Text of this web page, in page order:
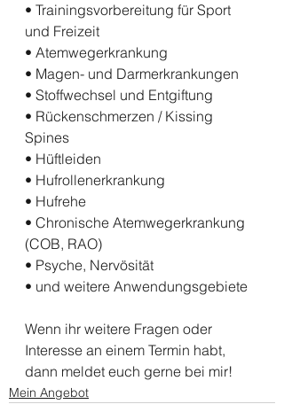
• Trainingsvorbereitung für Sport
und Freizeit
• Atemwegerkrankung
• Magen- und Darmerkrankungen
• Stoffwechsel und Entgiftung
• Rückenschmerzen / Kissing
Spines
• Hüftleiden
• Hufrollenerkrankung
• Hufrehe
• Chronische Atemwegerkrankung
(COB, RAO)
• Psyche, Nervösität
• und weitere Anwendungsgebiete
Wenn ihr weitere Fragen oder
Interesse an einem Termin habt,
dann meldet euch gerne bei mir!
Mein Angebot